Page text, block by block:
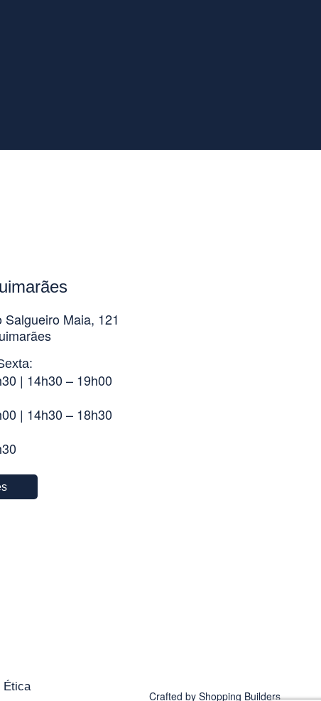
Salgueiro Maia, 121
| 14h30 – 19h00
| 14h30 – 18h30
Ética
Crafted by Shopping Builders